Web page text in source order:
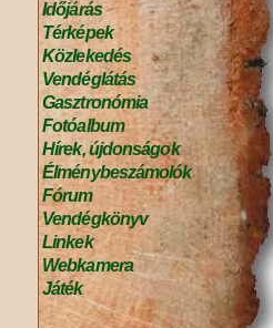
Időjárás
Térképek
Közlekedés
Vendéglátás
Gasztronómia
Fotóalbum
Hírek, újdonságok
Élménybeszámolók
Fórum
Vendégkönyv
Linkek
Webkamera
Játék